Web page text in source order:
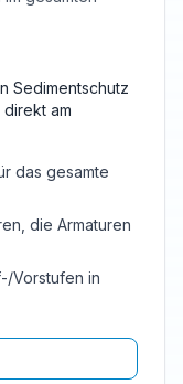
Sedimentschutz
am
das gesamte
die Armaturen
Vorstufen in